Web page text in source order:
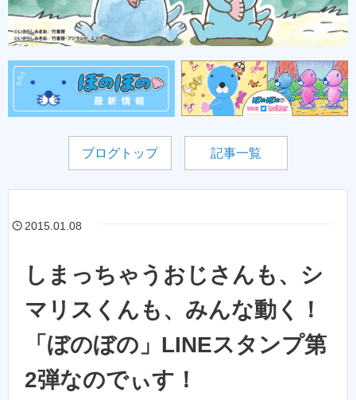
ブログトップ 記事一覧
2015.01.08
しまっちゃうおじさんも、シ
マリスくんも、みんな動く！
「ぼのぼの」LINEスタンプ第
2弾なのでぃす！